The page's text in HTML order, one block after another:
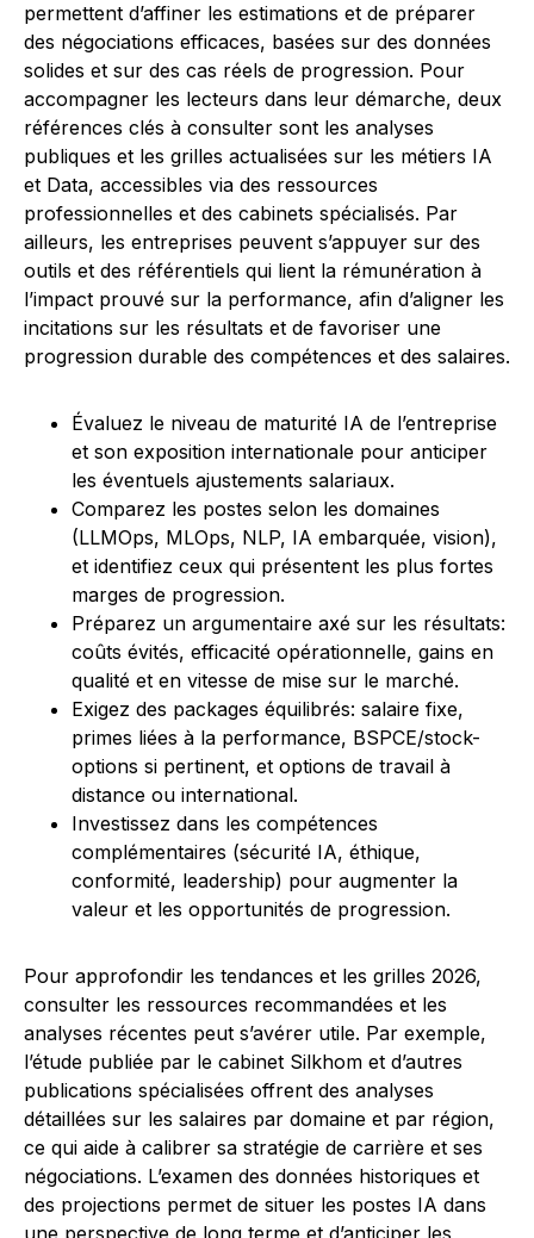
permettent d’affiner les estimations et de préparer
des négociations efficaces, basées sur des données
solides et sur des cas réels de progression. Pour
accompagner les lecteurs dans leur démarche, deux
références clés à consulter sont les analyses
publiques et les grilles actualisées sur les métiers IA
et Data, accessibles via des ressources
professionnelles et des cabinets spécialisés. Par
ailleurs, les entreprises peuvent s’appuyer sur des
outils et des référentiels qui lient la rémunération à
l’impact prouvé sur la performance, afin d’aligner les
incitations sur les résultats et de favoriser une
progression durable des compétences et des salaires.
Évaluez le niveau de maturité IA de l’entreprise
et son exposition internationale pour anticiper
les éventuels ajustements salariaux.
Comparez les postes selon les domaines
(LLMOps, MLOps, NLP, IA embarquée, vision),
et identifiez ceux qui présentent les plus fortes
marges de progression.
Préparez un argumentaire axé sur les résultats:
coûts évités, efficacité opérationnelle, gains en
qualité et en vitesse de mise sur le marché.
Exigez des packages équilibrés: salaire fixe,
primes liées à la performance, BSPCE/stock-
options si pertinent, et options de travail à
distance ou international.
Investissez dans les compétences
complémentaires (sécurité IA, éthique,
conformité, leadership) pour augmenter la
valeur et les opportunités de progression.
Pour approfondir les tendances et les grilles 2026,
consulter les ressources recommandées et les
analyses récentes peut s’avérer utile. Par exemple,
l’étude publiée par le cabinet Silkhom et d’autres
publications spécialisées offrent des analyses
détaillées sur les salaires par domaine et par région,
ce qui aide à calibrer sa stratégie de carrière et ses
négociations. L’examen des données historiques et
des projections permet de situer les postes IA dans
une perspective de long terme et d’anticiper les